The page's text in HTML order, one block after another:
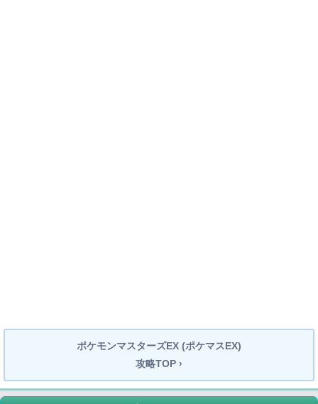
ポケモンマスターズEX (ポケマスEX)
攻略TOP ›